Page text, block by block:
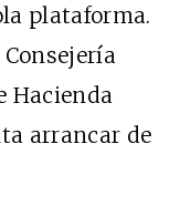
plataforma.
Hacienda
arrancar de